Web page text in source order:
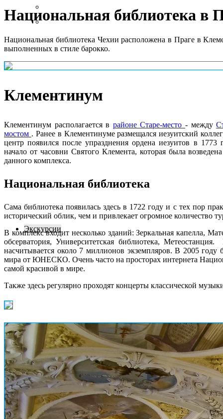
Все достопримечательности
9 самых необычных
Экскурсии
Национальная библиотека в
Национальная библиотека Чехии расположена в Праге в
выполненных в стиле барокко.
Клементинум
Клементинум располагается в районе Старе-место- между
мостом . Ранее в Клементинуме размещался иезуитский
центр появился после упразднения ордена иезуитов в
начало от часовни Святого Клемента, которая была
данного комплекса.
Национальная библиотека
Сама библиотека появилась здесь в 1722 году и с тех пор
исторический облик, чем и привлекает огромное количество
В комплекс входит несколько зданий: Зеркальная капелла,
обсерватория, Университетская библиотека,
насчитывается около 7 миллионов экземпляров. В 2005
мира от ЮНЕСКО. Очень часто на просторах интернета
самой красивой в мире.
Также здесь регулярно проходят концерты классической